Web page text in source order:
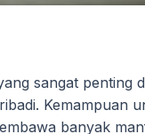
sangat penting
Kemampuan
banyak